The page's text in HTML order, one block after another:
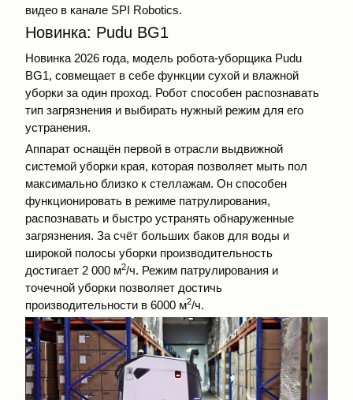
видео в канале SPI Robotics.
Новинка: Pudu BG1
Новинка 2026 года, модель робота-уборщика Pudu
BG1, совмещает в себе функции сухой и влажной
уборки за один проход. Робот способен распознавать
тип загрязнения и выбирать нужный режим для его
устранения.
Аппарат оснащён первой в отрасли выдвижной
системой уборки края, которая позволяет мыть пол
максимально близко к стеллажам. Он способен
функционировать в режиме патрулирования,
распознавать и быстро устранять обнаруженные
загрязнения. За счёт больших баков для воды и
широкой полосы уборки производительность
достигает 2 000 м2/ч. Режим патрулирования и
точечной уборки позволяет достичь
производительности в 6000 м2/ч.